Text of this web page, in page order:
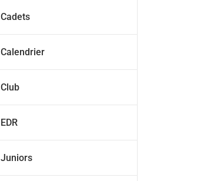
Cadets
Calendrier
Club
EDR
Juniors